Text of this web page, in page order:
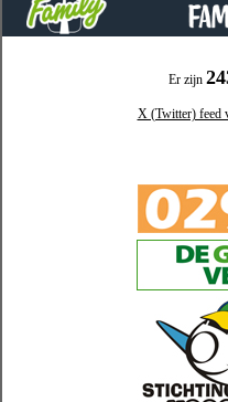
Er zijn
X (Twitter) feed